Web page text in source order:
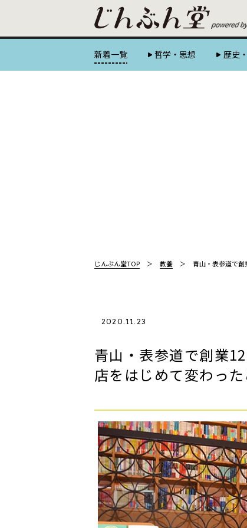
新着一覧 哲学・思想 歴史
じんぶん堂TOP 教養 青山・表参道で
2020.11.23
青山・表参道で創業
店をはじめて変わっ